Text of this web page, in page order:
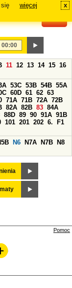
więcej x
11 12 13 14 15 16
53C 53B 54B 55A
60D 61 62 63
71A 71B 72A 72B
82A 82B 83 84A
88D 89 90 91A 91B
101 201 202 6.
F1
N6 N7A N7B
N8
Pomoc